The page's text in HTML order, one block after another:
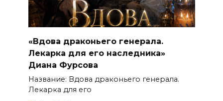
«Вдова драконьего генерала.
Лекарка для его наследника»
Диана Фурсова
Название: Вдова драконьего генерала.
Лекарка для его